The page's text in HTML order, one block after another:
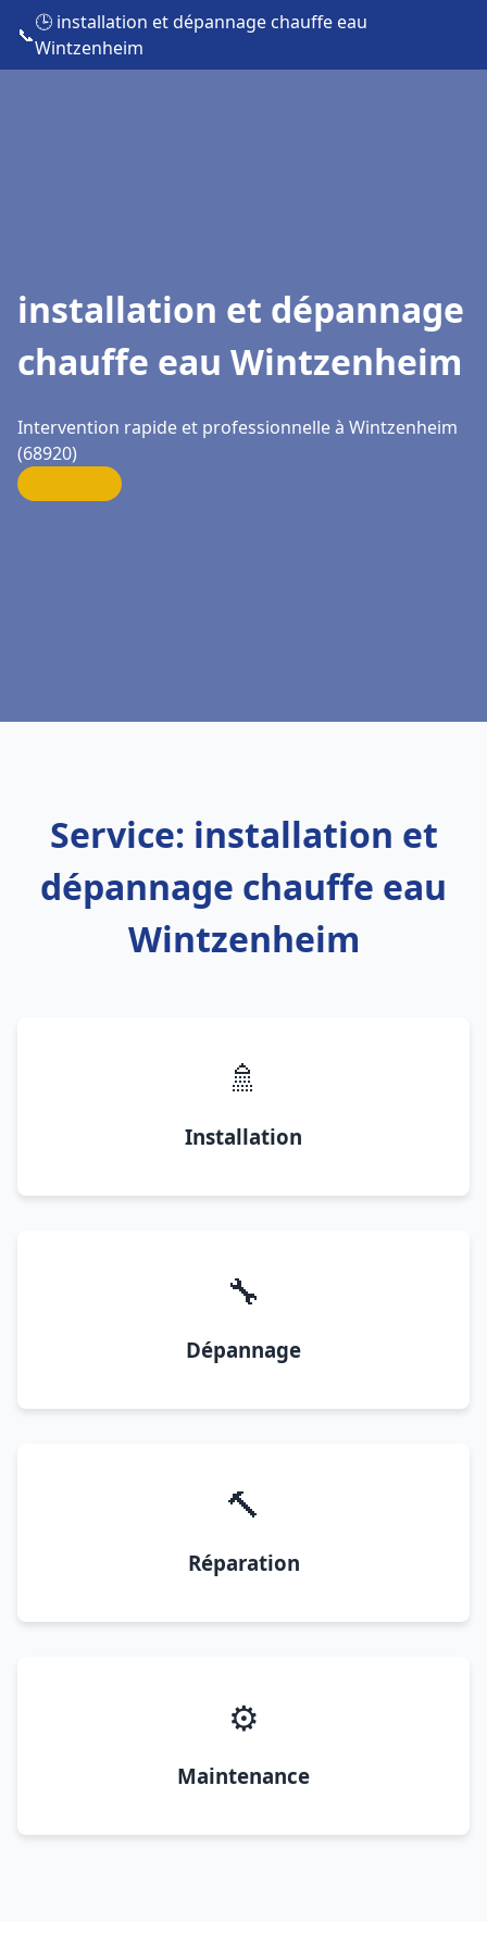
📞
🕒 installation et dépannage chauffe eau
Wintzenheim
installation et dépannage
chauffe eau Wintzenheim
Intervention rapide et professionnelle à Wintzenheim
(68920)
Service: installation et
dépannage chauffe eau
Wintzenheim
🚿
Installation
🔧
Dépannage
🔨
Réparation
⚙️
Maintenance